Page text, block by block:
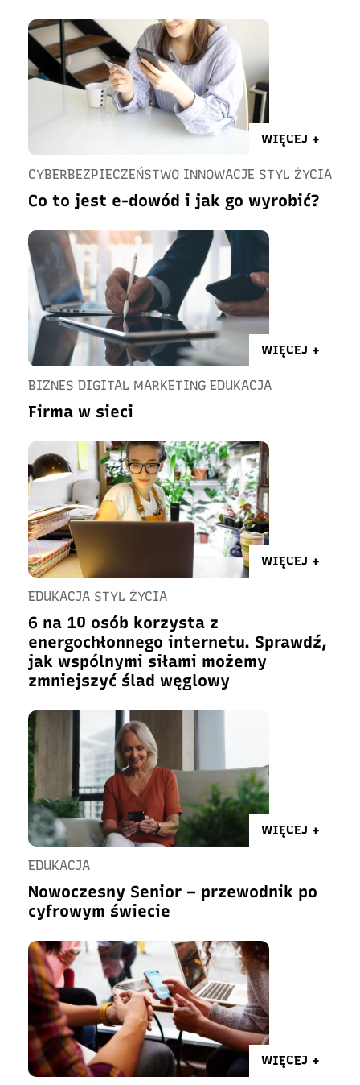
WIĘCEJ +
CYBERBEZPIECZEŃSTWO INNOWACJE STYL ŻYCIA
Co to jest e-dowód i jak go wyrobić?
WIĘCEJ +
BIZNES DIGITAL MARKETING EDUKACJA
Firma w sieci
WIĘCEJ +
EDUKACJA STYL ŻYCIA
6 na 10 osób korzysta z
energochłonnego internetu. Sprawdź,
jak wspólnymi siłami możemy
zmniejszyć ślad węglowy
WIĘCEJ +
EDUKACJA
Nowoczesny Senior – przewodnik po
cyfrowym świecie
WIĘCEJ +